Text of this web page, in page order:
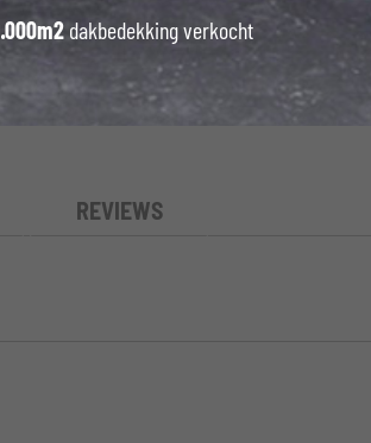
dakbedekking verkocht
REVIEWS